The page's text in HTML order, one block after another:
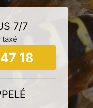
7/7
18